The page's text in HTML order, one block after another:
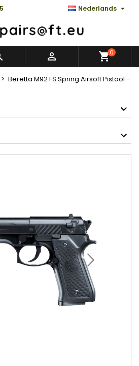
Nederlands 
 0
Beretta M92 FS Spring Airsoft Pistool -